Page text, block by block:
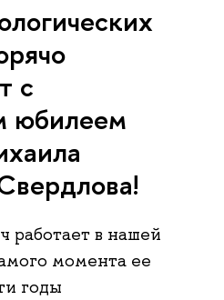
с
юбилеем
работает в нашей
момента ее
годы